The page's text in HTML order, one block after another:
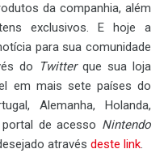
da companhia, além
exclusivos. E hoje a
para sua comunidade
do
Twitterque sua loja
em mais sete países do
Alemanha, Holanda,
de acesso Nintendo
através deste link.